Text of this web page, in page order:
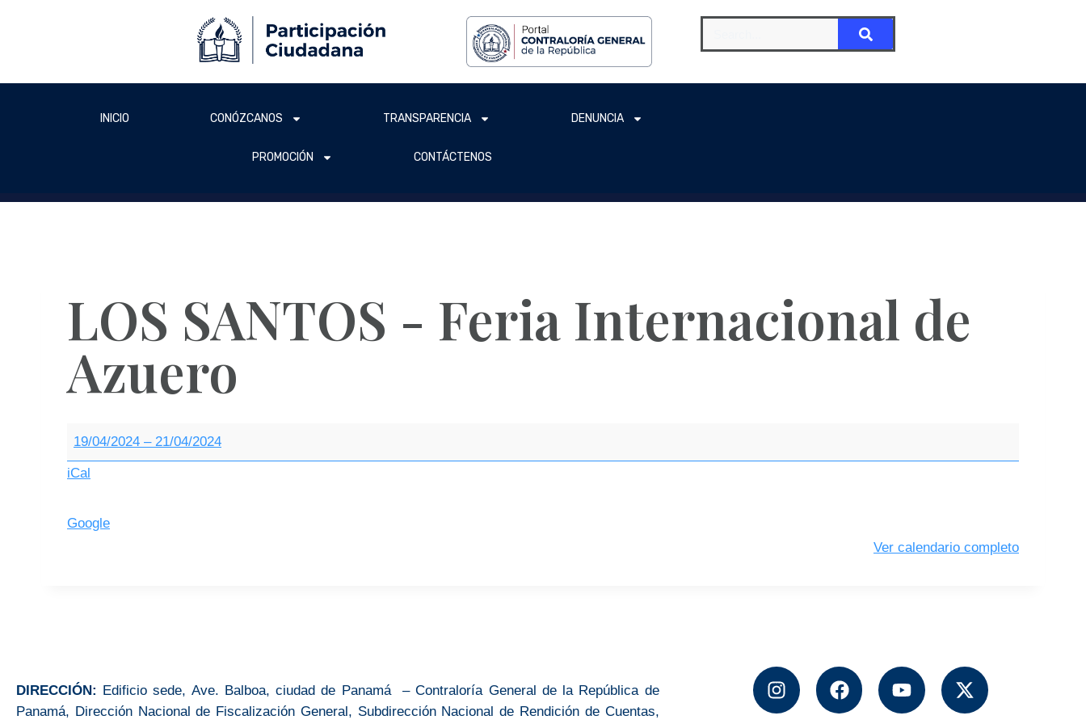
INICIO CONÓZCANOS TRANSPARENCIA DENUNCIA
PROMOCIÓN CONTÁCTENOS
LOS SANTOS - Feria Internacional de
Azuero
19/04/2024 – 21/04/2024
iCal
Google
Ver calendario completo
DIRECCIÓN: Edificio sede, Ave. Balboa, ciudad de Panamá – Contraloría General de la República de
Panamá, Dirección Nacional de Fiscalización General, Subdirección Nacional de Rendición de Cuentas,